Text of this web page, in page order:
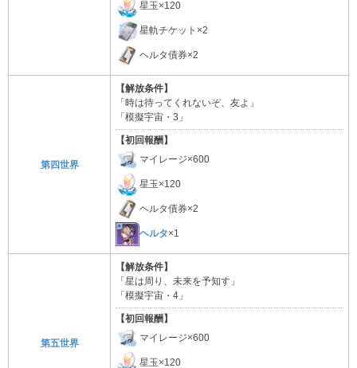
星玉×120
星軌チケット×2
ヘルタ債券×2
第四世界
【解放条件】
「時は待ってくれないぞ、友よ」
「模擬宇宙・3」
【初回報酬】
マイレージ×600
星玉×120
ヘルタ債券×2
ヘルタ×1
第五世界
【解放条件】
「星は周り、未来を予知す」
「模擬宇宙・4」
【初回報酬】
マイレージ×600
星玉×120